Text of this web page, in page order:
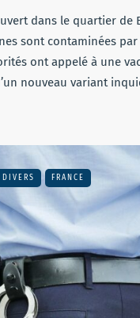
dans le quartier de
sont contaminées
ont appelé à une
nouveau variant
FRANCE